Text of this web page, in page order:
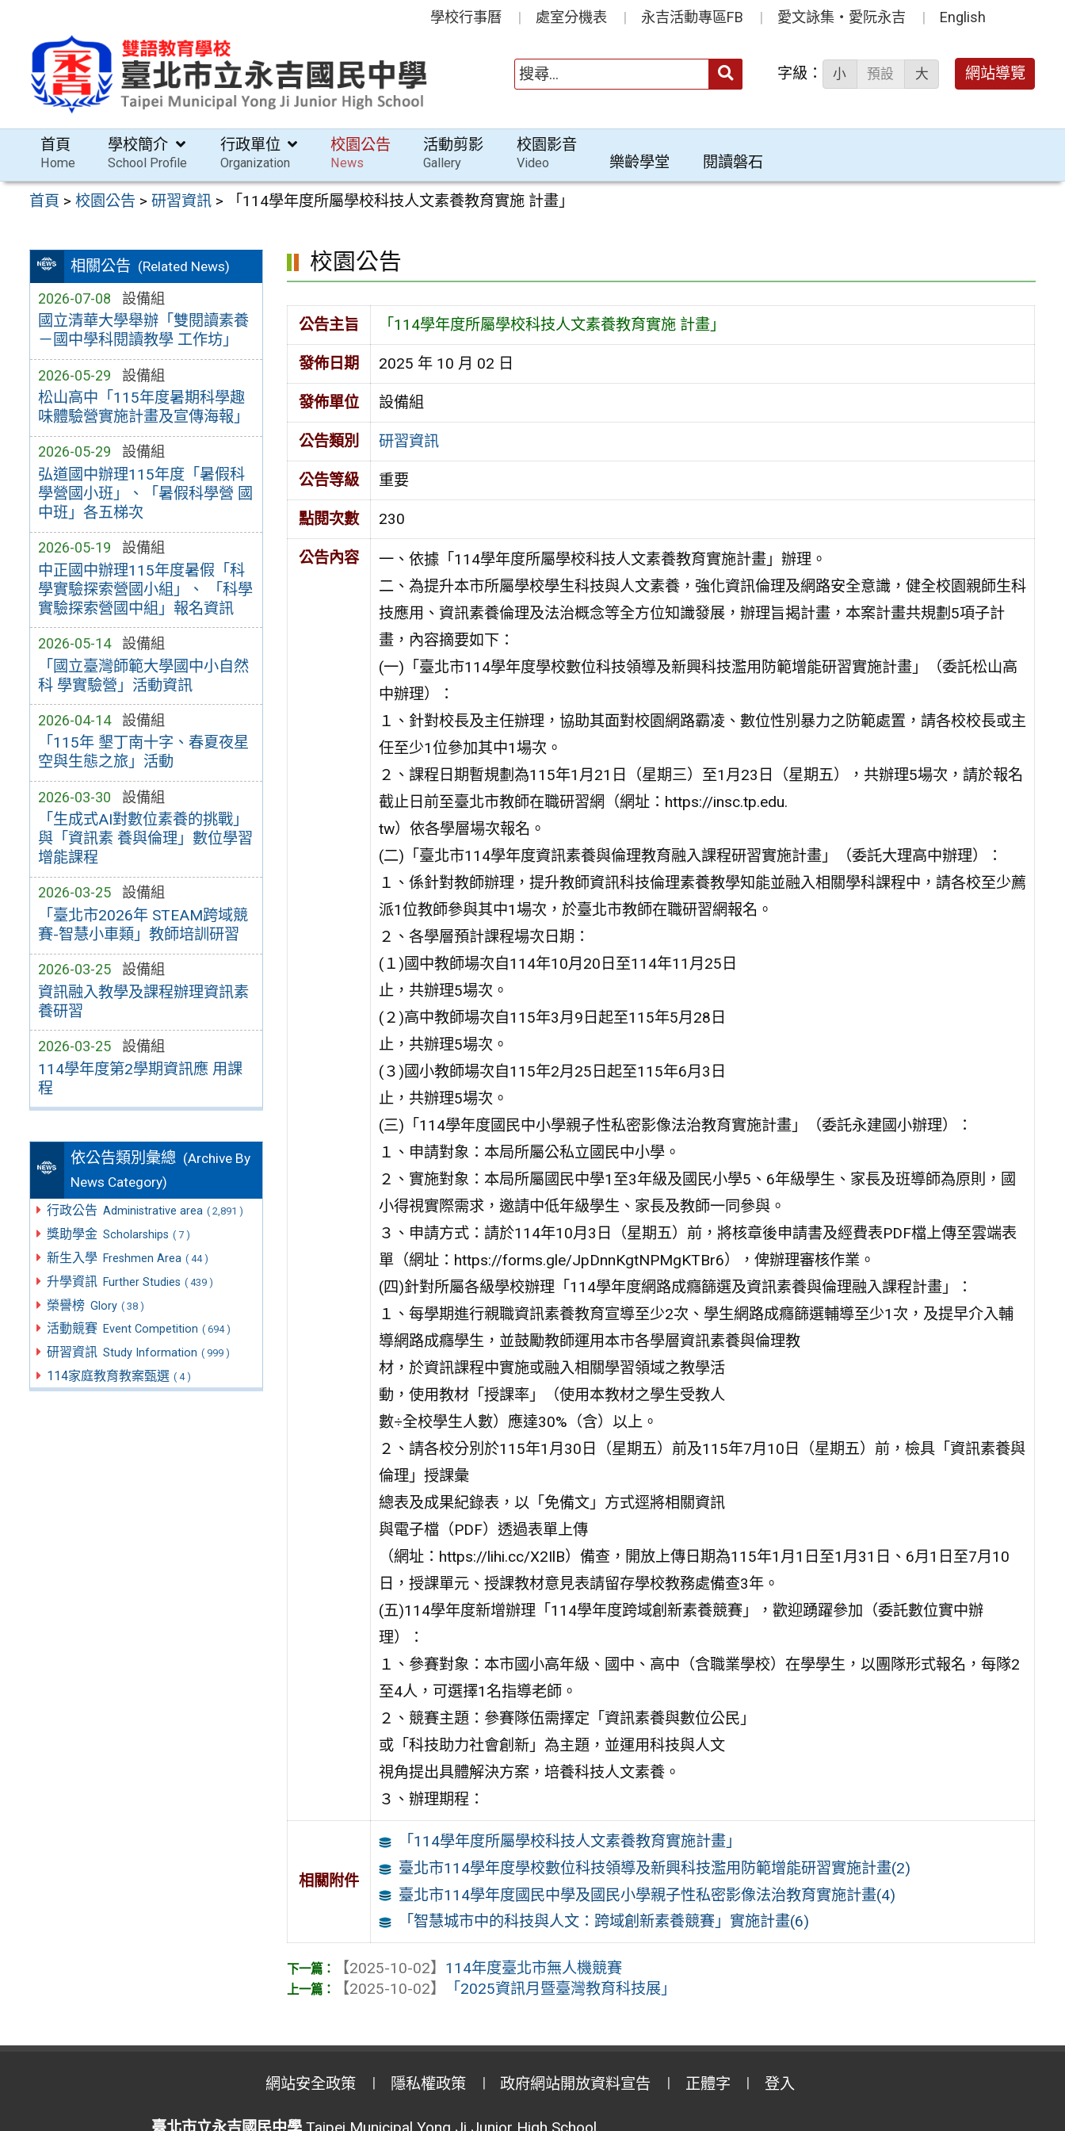
容
學校行事曆 處室分機表 永吉活動專區FB 愛文詠集‧愛阮永吉 English
送出 字級： 小 預設 大 網站導覽
首頁
Home
學校簡介
School Profile
行政單位
Organization
校園公告
News
活動剪影
Gallery
校園影音
Video 樂齡學堂 閱讀磐石
首頁 >校園公告 >研習資訊 > 「114學年度所屬學校科技人文素養教育實施 計畫」
相關公告 (Related News)
2026-07-08 設備組
國立清華大學舉辦「雙閱讀素養
－國中學科閱讀教學 工作坊」
2026-05-29 設備組
松山高中「115年度暑期科學趣
味體驗營實施計畫及宣傳海報」
2026-05-29 設備組
弘道國中辦理115年度「暑假科
學營國小班」、「暑假科學營 國
中班」各五梯次
2026-05-19 設備組
中正國中辦理115年度暑假「科
學實驗探索營國小組」、 「科學
實驗探索營國中組」報名資訊
2026-05-14 設備組
「國立臺灣師範大學國中小自然
科 學實驗營」活動資訊
2026-04-14 設備組
「115年 墾丁南十字、春夏夜星
空與生態之旅」活動
2026-03-30 設備組
「生成式AI對數位素養的挑戰」
與「資訊素 養與倫理」數位學習
增能課程
2026-03-25 設備組
「臺北市2026年 STEAM跨域競
賽-智慧小車類」教師培訓研習
2026-03-25 設備組
資訊融入教學及課程辦理資訊素
養研習
2026-03-25 設備組
114學年度第2學期資訊應 用課
程
依公告類別彙總 (Archive By
News Category)
行政公告 Administrative area ( 2,891 )
獎助學金 Scholarships ( 7 )
新生入學 Freshmen Area ( 44 )
升學資訊 Further Studies ( 439 )
榮譽榜 Glory ( 38 )
活動競賽 Event Competition ( 694 )
研習資訊 Study Information ( 999 )
114家庭教育教案甄選 ( 4 )
校園公告
公告主旨 「114學年度所屬學校科技人文素養教育實施 計畫」
發佈日期 2025 年 10 月 02 日
發佈單位 設備組
公告類別 研習資訊
公告等級 重要
點閱次數 230
公告內容
一、依據「114學年度所屬學校科技人文素養教育實施計畫」辦理。
二、為提升本市所屬學校學生科技與人文素養，強化資訊倫理及網路安全意識，健全校園親師生科
技應用、資訊素養倫理及法治概念等全方位知識發展，辦理旨揭計畫，本案計畫共規劃5項子計
畫，內容摘要如下：
(一)「臺北市114學年度學校數位科技領導及新興科技濫用防範增能研習實施計畫」（委託松山高
中辦理）：
１、針對校長及主任辦理，協助其面對校園網路霸凌、數位性別暴力之防範處置，請各校校長或主
任至少1位參加其中1場次。
２、課程日期暫規劃為115年1月21日（星期三）至1月23日（星期五），共辦理5場次，請於報名
截止日前至臺北市教師在職研習網（網址：https://insc.tp.edu.
tw）依各學層場次報名。
(二)「臺北市114學年度資訊素養與倫理教育融入課程研習實施計畫」（委託大理高中辦理）：
１、係針對教師辦理，提升教師資訊科技倫理素養教學知能並融入相關學科課程中，請各校至少薦
派1位教師參與其中1場次，於臺北市教師在職研習網報名。
２、各學層預計課程場次日期：
(１)國中教師場次自114年10月20日至114年11月25日
止，共辦理5場次。
(２)高中教師場次自115年3月9日起至115年5月28日
止，共辦理5場次。
(３)國小教師場次自115年2月25日起至115年6月3日
止，共辦理5場次。
(三)「114學年度國民中小學親子性私密影像法治教育實施計畫」（委託永建國小辦理）：
１、申請對象：本局所屬公私立國民中小學。
２、實施對象：本局所屬國民中學1至3年級及國民小學5、6年級學生、家長及班導師為原則，國
小得視實際需求，邀請中低年級學生、家長及教師一同參與。
３、申請方式：請於114年10月3日（星期五）前，將核章後申請書及經費表PDF檔上傳至雲端表
單（網址：https://forms.gle/JpDnnKgtNPMgKTBr6），俾辦理審核作業。
(四)針對所屬各級學校辦理「114學年度網路成癮篩選及資訊素養與倫理融入課程計畫」：
１、每學期進行親職資訊素養教育宣導至少2次、學生網路成癮篩選輔導至少1次，及提早介入輔
導網路成癮學生，並鼓勵教師運用本市各學層資訊素養與倫理教
材，於資訊課程中實施或融入相關學習領域之教學活
動，使用教材「授課率」（使用本教材之學生受教人
數÷全校學生人數）應達30%（含）以上。
２、請各校分別於115年1月30日（星期五）前及115年7月10日（星期五）前，檢具「資訊素養與
倫理」授課彙
總表及成果紀錄表，以「免備文」方式逕將相關資訊
與電子檔（PDF）透過表單上傳
（網址：https://lihi.cc/X2IlB）備查，開放上傳日期為115年1月1日至1月31日、6月1日至7月10
日，授課單元、授課教材意見表請留存學校教務處備查3年。
(五)114學年度新增辦理「114學年度跨域創新素養競賽」，歡迎踴躍參加（委託數位實中辦
理）：
１、參賽對象：本市國小高年級、國中、高中（含職業學校）在學學生，以團隊形式報名，每隊2
至4人，可選擇1名指導老師。
２、競賽主題：參賽隊伍需擇定「資訊素養與數位公民」
或「科技助力社會創新」為主題，並運用科技與人文
視角提出具體解決方案，培養科技人文素養。
３、辦理期程：
相關附件
「114學年度所屬學校科技人文素養教育實施計畫」
臺北市114學年度學校數位科技領導及新興科技濫用防範增能研習實施計畫(2)
臺北市114學年度國民中學及國民小學親子性私密影像法治教育實施計畫(4)
「智慧城市中的科技與人文：跨域創新素養競賽」實施計畫(6)
【2025-10-02】 114年度臺北市無人機競賽
【2025-10-02】
「2025資訊月暨臺灣教育科技展」
網站安全政策 隱私權政策 政府網站開放資料宣告 正體字 登入